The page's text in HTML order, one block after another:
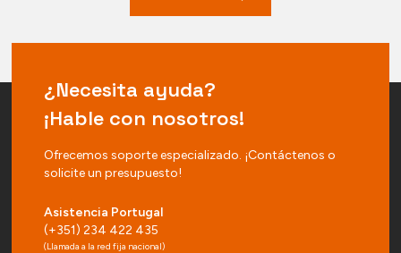
¿Necesita ayuda?
¡Hable con nosotros!
Ofrecemos soporte especializado. ¡Contáctenos o
solicite un presupuesto!
Asistencia Portugal
(+351) 234 422 435
(Llamada a la red fija nacional)